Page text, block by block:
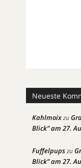
Neueste
Kahlmoixzu
Blick” am 27.
Fuffelpupszu
Blick” am 27.